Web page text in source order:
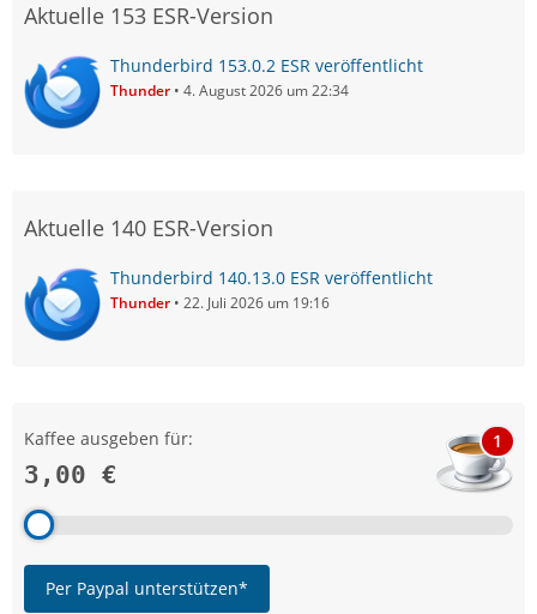
Aktuelle 153 ESR-Version
Thunderbird 153.0.2 ESR veröffentlicht
Thunder 4. August 2026 um 22:34
Aktuelle 140 ESR-Version
Thunderbird 140.13.0 ESR veröffentlicht
Thunder 22. Juli 2026 um 19:16
Kaffee ausgeben für:
3,00 €
1
Per Paypal unterstützen*